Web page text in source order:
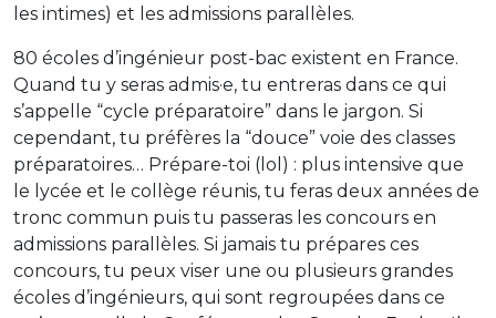
les intimes) et les admissions parallèles.
80 écoles d’ingénieur post-bac existent en France.
Quand tu y seras admis·e, tu entreras dans ce qui
s’appelle “cycle préparatoire” dans le jargon. Si
cependant, tu préfères la “douce” voie des classes
préparatoires… Prépare-toi (lol) : plus intensive que
le lycée et le collège réunis, tu feras deux années de
tronc commun puis tu passeras les concours en
admissions parallèles. Si jamais tu prépares ces
concours, tu peux viser une ou plusieurs grandes
écoles d’ingénieurs, qui sont regroupées dans ce